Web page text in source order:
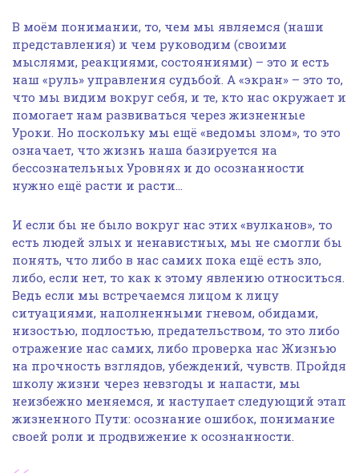
В моём понимании, то, чем мы являемся (наши
представления) и чем руководим (своими
мыслями, реакциями, состояниями) – это и есть
наш «руль» управления судьбой. А «экран» – это то,
что мы видим вокруг себя, и те, кто нас окружает и
помогает нам развиваться через жизненные
Уроки. Но поскольку мы ещё «ведомы злом», то это
означает, что жизнь наша базируется на
бессознательных Уровнях и до осознанности
нужно ещё расти и расти…
И если бы не было вокруг нас этих «вулканов», то
есть людей злых и ненавистных, мы не смогли бы
понять, что либо в нас самих пока ещё есть зло,
либо, если нет, то как к этому явлению относиться.
Ведь если мы встречаемся лицом к лицу
ситуациями, наполненными гневом, обидами,
низостью, подлостью, предательством, то это либо
отражение нас самих, либо проверка нас Жизнью
на прочность взглядов, убеждений, чувств. Пройдя
школу жизни через невзгоды и напасти, мы
неизбежно меняемся, и наступает следующий этап
жизненного Пути: осознание ошибок, понимание
своей роли и продвижение к осознанности.